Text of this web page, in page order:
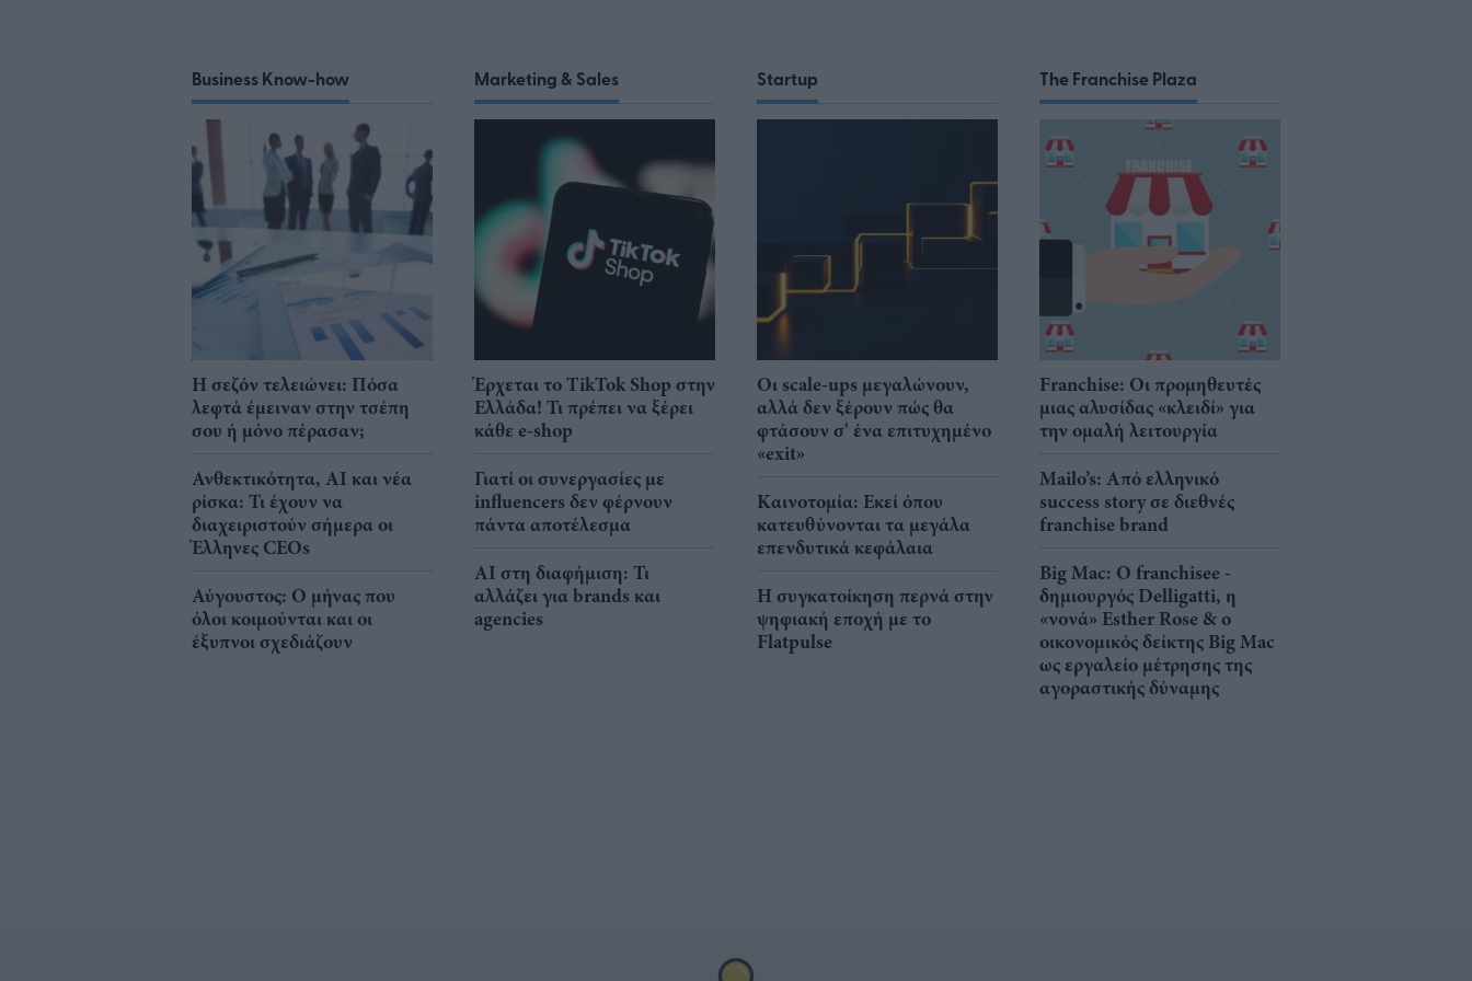
Business Know-how
Η σεζόν τελειώνει: Πόσα
λεφτά έμειναν στην τσέπη
σου ή μόνο πέρασαν;
Ανθεκτικότητα, AI και νέα
ρίσκα: Τι έχουν να
διαχειριστούν σήμερα οι
Έλληνες CEOs
Αύγουστος: Ο μήνας που
όλοι κοιμούνται και οι
έξυπνοι σχεδιάζουν
Marketing & Sales
Έρχεται το TikTok Shop στην
Ελλάδα! Τι πρέπει να ξέρει
κάθε e-shop
Γιατί οι συνεργασίες με
influencers δεν φέρνουν
πάντα αποτέλεσμα
AI στη διαφήμιση: Τι
αλλάζει για brands και
agencies
Startup
Οι scale-ups μεγαλώνουν,
αλλά δεν ξέρουν πώς θα
φτάσουν σ' ένα επιτυχημένο
«exit»
Καινοτομία: Εκεί όπου
κατευθύνονται τα μεγάλα
επενδυτικά κεφάλαια
Η συγκατοίκηση περνά στην
ψηφιακή εποχή με το
Flatpulse
The Franchise Plaza
Franchise: Οι προμηθευτές
μιας αλυσίδας «κλειδί» για
την ομαλή λειτουργία
Mailo’s: Από ελληνικό
success story σε διεθνές
franchise brand
Big Mac: Ο franchisee -
δημιουργός Delligatti, η
«νονά» Esther Rose & ο
οικονομικός δείκτης Big Mac
ως εργαλείο μέτρησης της
αγοραστικής δύναμης